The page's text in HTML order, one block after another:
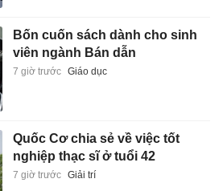
Bốn cuốn sách dành cho sinh
viên ngành Bán dẫn
7 giờ trước Giáo dục
Quốc Cơ chia sẻ về việc tốt
nghiệp thạc sĩ ở tuổi 42
7 giờ trước Giải trí